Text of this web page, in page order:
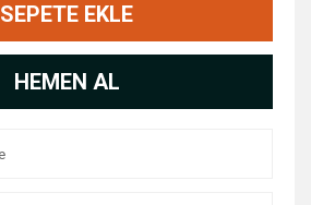
SEPETE EKLE
HEMEN AL